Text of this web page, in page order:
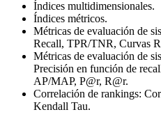
Índices multidimensionales.
Índices métricos.
Métricas de evaluación de
Recall, TPR/TNR, Curvas
Métricas de evaluación de
Precisión en función de
AP/MAP, P@r, R@r.
Correlación de rankings:
Kendall Tau.